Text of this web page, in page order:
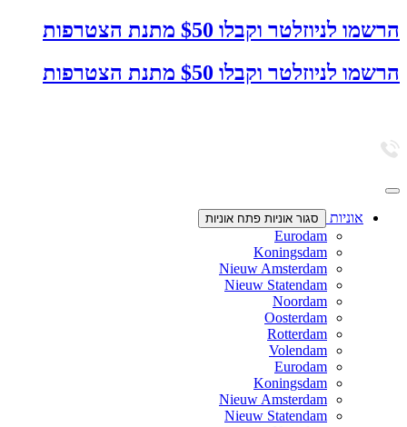
דלג
לתוכן
הרשמו לניוזלטר וקבלו $50 מתנת הצטרפות
הרשמו לניוזלטר וקבלו $50 מתנת הצטרפות
אוניות סגור אוניות פתח אוניות
Eurodam
Koningsdam
Nieuw Amsterdam
Nieuw Statendam
Noordam
Oosterdam
Rotterdam
Volendam
Eurodam
Koningsdam
Nieuw Amsterdam
Nieuw Statendam